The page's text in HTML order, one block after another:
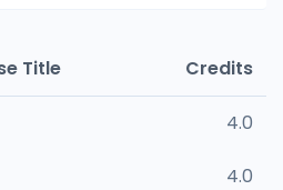
Title Credits
4.0
4.0